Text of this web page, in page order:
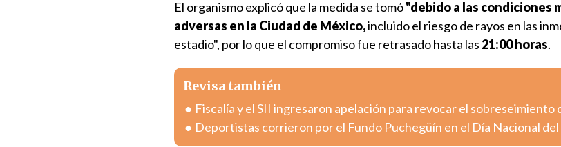
El organismo explicó que la medida se tomó"debido a las condiciones
adversas en la Ciudad de México,incluido el riesgo de rayos en las
estadio", por lo que el compromiso fue retrasado hasta las 21:00 horas.
Revisa también
Fiscalía y el SII ingresaron apelación para revocar el sobreseimiento
Deportistas corrieron por el Fundo Puchegüín en el Día Nacional